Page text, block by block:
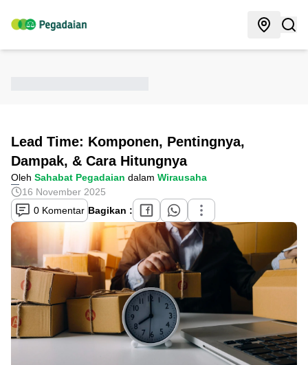
Lead Time: Komponen, Pentingnya,
Dampak, & Cara Hitungnya
Oleh Sahabat Pegadaian dalam Wirausaha
16 November 2025
0 Komentar Bagikan :